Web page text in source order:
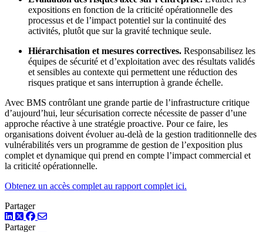
expositions en fonction de la criticité opérationnelle des
processus et de l’impact potentiel sur la continuité des
activités, plutôt que sur la gravité technique seule.
Hiérarchisation et mesures correctives. Responsabilisez les
équipes de sécurité et d’exploitation avec des résultats validés
et sensibles au contexte qui permettent une réduction des
risques pratique et sans interruption à grande échelle.
Avec BMS contrôlant une grande partie de l’infrastructure critique
d’aujourd’hui, leur sécurisation correcte nécessite de passer d’une
approche réactive à une stratégie proactive. Pour ce faire, les
organisations doivent évoluer au-delà de la gestion traditionnelle des
vulnérabilités vers un programme de gestion de l’exposition plus
complet et dynamique qui prend en compte l’impact commercial et
la criticité opérationnelle.
Obtenez un accès complet au rapport complet ici.
Partager
LinkedIn
TwitterFacebook
Partager